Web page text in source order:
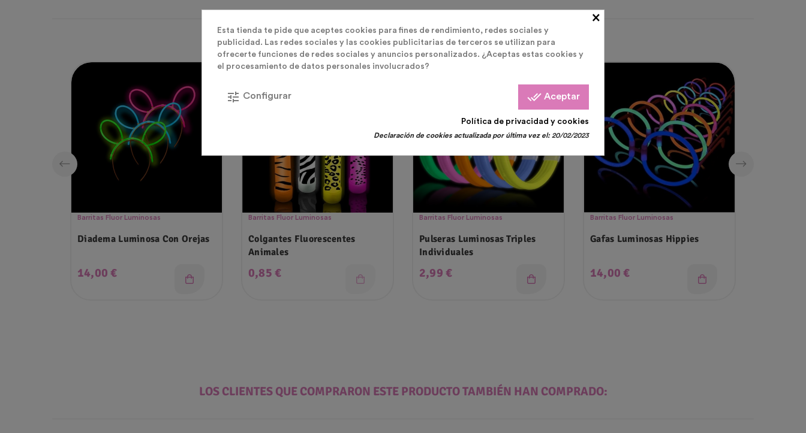
Barritas Fluor Luminosas
Diadema Luminosa Con Orejas
Precio
14,00 €
Barritas Fluor Luminosas
Colgantes Fluorescentes
Animales
Precio
0,85 €
Barritas Fluor Luminosas
Pulseras Luminosas Triples
Individuales
Precio
2,99 €
Barritas Fluor Luminosas
Gafas Luminosas Hippies
Precio
14,00 €
LOS CLIENTES QUE COMPRARON ESTE PRODUCTO TAMBIÉN HAN COMPRADO:
×
Esta tienda te pide que aceptes cookies para fines de rendimiento, redes sociales y
publicidad. Las redes sociales y las cookies publicitarias de terceros se utilizan para
ofrecerte funciones de redes sociales y anuncios personalizados. ¿Aceptas estas cookies y
el procesamiento de datos personales involucrados?
done_all Aceptar
tune Configurar
Política de privacidad y cookies
Declaración de cookies actualizada por última vez el:20/02/2023